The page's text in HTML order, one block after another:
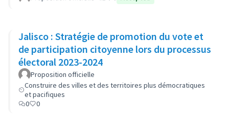
Jalisco : Stratégie de promotion du vote et
de participation citoyenne lors du processus
électoral 2023-2024
Proposition officielle
Construire des villes et des territoires plus démocratiques
et pacifiques
0
0